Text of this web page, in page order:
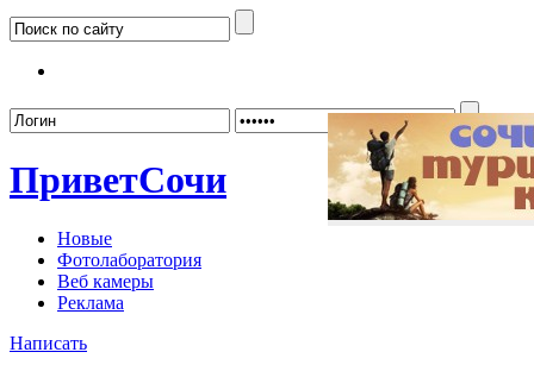
ПриветСочи
Новые
Фотолаборатория
Веб камеры
Реклама
Написать